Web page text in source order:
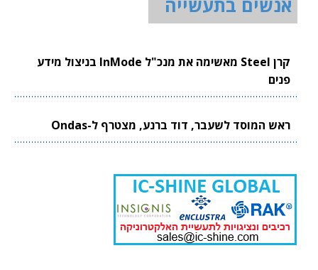
קרן Steel מאשימה את מנכ"ל InMode בניצול מידע
פנים
ראש המוסד לשעבר, דוד ברנע, מצטרף ל-Ondas